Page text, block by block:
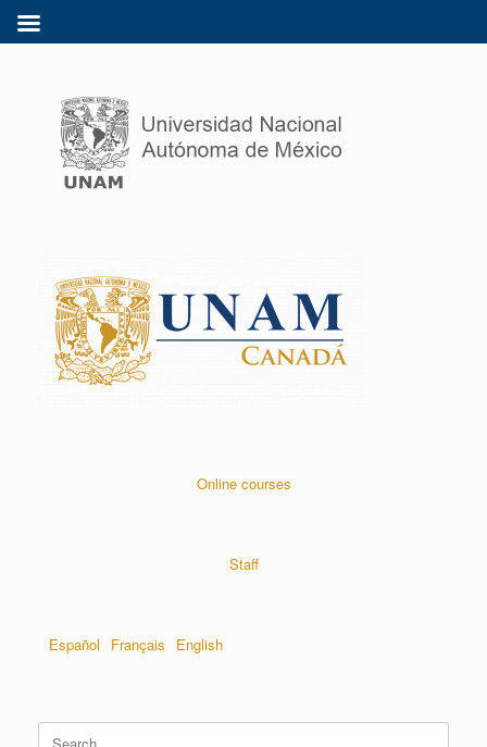
Online courses
Staff
Español Français English